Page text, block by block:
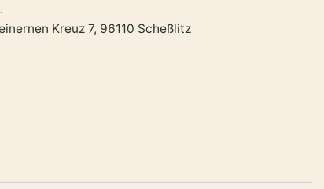
Kreuz 7, 96110 Scheßlitz